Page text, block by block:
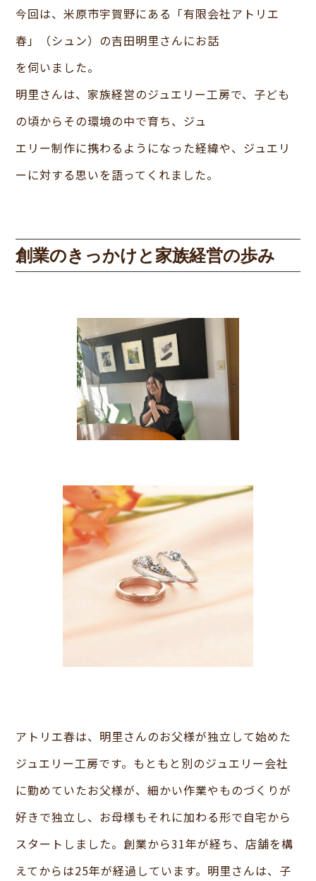
今回は、米原市宇賀野にある「有限会社アトリエ
春」（シュン）の吉田明里さんにお話
を伺いました。
明里さんは、家族経営のジュエリー工房で、子ども
の頃からその環境の中で育ち、ジュ
エリー制作に携わるようになった経緯や、ジュエリ
ーに対する思いを語ってくれました。
創業のきっかけと家族経営の歩み
アトリエ春は、明里さんのお父様が独立して始めた
ジュエリー工房です。もともと別のジュエリー会社
に勤めていたお父様が、細かい作業やものづくりが
好きで独立し、お母様もそれに加わる形で自宅から
スタートしました。創業から31年が経ち、店舗を構
えてからは25年が経過しています。明里さんは、子